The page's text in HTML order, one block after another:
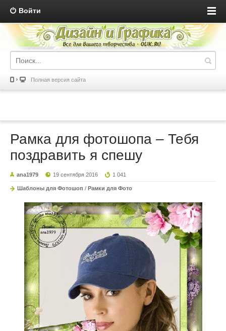
Войти
Полная версия сайта
Рамка для фотошопа – Тебя
поздравить я спешу
ana1979 19 сентября 2016 1 041
Шаблоны для Фотошоп / Рамки для Фото